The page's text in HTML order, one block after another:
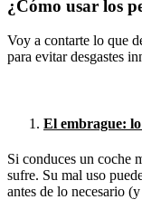
¿Cómo usar los
Voy a contarte lo que
para evitar desgastes
El embrague:
Si conduces un coche
sufre. Su mal uso
antes de lo necesario